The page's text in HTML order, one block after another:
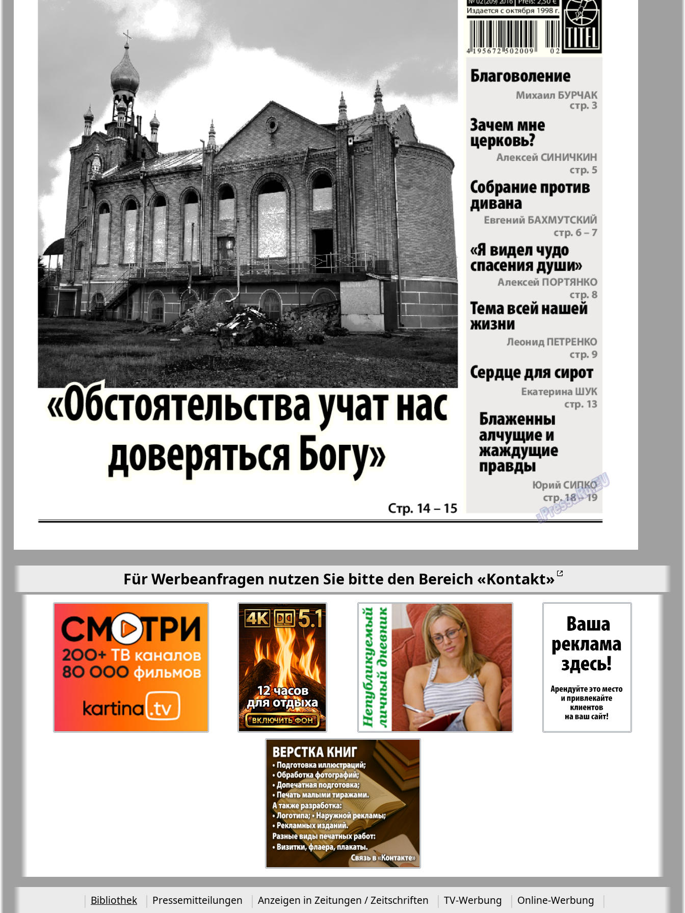
Archiv der auf der Website nicht aktualisierten Zeitungen und Zeitschriften
Avangard
Argumenty i fakty
Augsburg-city Afischa Augsburg Business
Business Park Sei Gesund Vascha Gaseta Westnik-info
Wetschernaja
Gazeta
Ewiger Schatz
Wostotschnaja
Germanija
Ost-Kurier Wadim
Germania Plus Dialog Haus und Familie Hauskulinar
Restaurant
Jüdische Zeitung
Evrejskaja
Panorama
Europa Ekspress Jasmin Woman`s life
Zakon i ludi
Ausländische
Aufzeichnungen
Sdorowje Idealnaja Firma Nachrichten BW
Izum iDEAL Karriere Katjuscha Kenguru
Clan KP Europe
Krot in
Deutschland
Krugozor Krugozor plus!
LDK auf Russisch Life in Frankfurt М-City
Mir otdyha i
zdorovja
München-city
My City Frankfurt
Nascha marka Unser Reiseburo Neskuchnaja Neue Welle Nord
Panorama
Prodaj
Parus Aussiedler Freundin
PRO Women
Europe
Rajonka-Nord-Ost-
Bremen--NRW
Rajonka-Süd-West
Rajonka-Nord-Ost-
Bremen
Rajonka-West Region Redakzija Berlin
Germanija
Rheinskaja Gazeta Recepty zdorovja Heimat-Родина Rubezh
Russkiy Baden-
Württemberg
Angeln Plus
Semejnaja gazeta Wort und Tat
Handels Zentrum
Bei uns in
Hamburg
Flirt
Für Werbeanfragen nutzen Sie bitte den Bereich «Kontakt»
Bibliothek Pressemitteilungen Anzeigen in Zeitungen / Zeitschriften TV-Werbung Online-Werbung